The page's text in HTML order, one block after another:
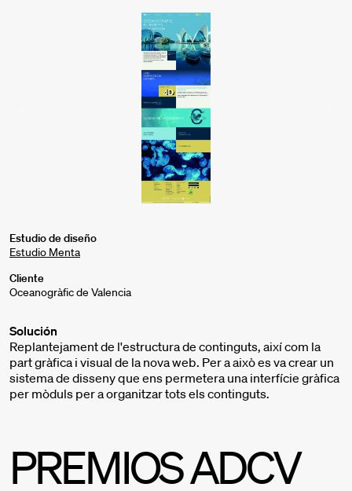
Estudio de diseño
Estudio Menta
Cliente
Oceanogràfic de Valencia
Solución
Replantejament de l'estructura de continguts, així com la
part gràfica i visual de la nova web. Per a això es va crear un
sistema de disseny que ens permetera una interfície gràfica
per mòduls per a organitzar tots els continguts.
PREMIOS ADCV